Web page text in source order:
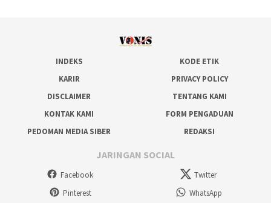
INDEKS
KODE ETIK
KARIR
PRIVACY POLICY
DISCLAIMER
TENTANG KAMI
KONTAK KAMI
FORM PENGADUAN
PEDOMAN MEDIA SIBER
REDAKSI
JARINGAN SOCIAL
Facebook
Twitter
Pinterest
WhatsApp